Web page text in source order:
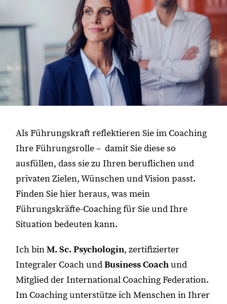
Als Führungskraft reflektieren Sie im Coaching
Ihre Führungsrolle – damit Sie diese so
ausfüllen, dass sie zu Ihren beruflichen und
privaten Zielen, Wünschen und Vision passt.
Finden Sie hier heraus, was mein
Führungskräfte-Coaching für Sie und Ihre
Situation bedeuten kann.
Ich binM. Sc. Psychologin, zertifizierter
Integraler Coach undBusiness Coachund
Mitglied der International Coaching Federation.
Im Coaching unterstütze ich Menschen in Ihrer